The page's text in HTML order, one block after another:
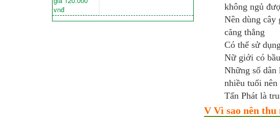
không ngủ
Nên dùng cây
căng thẳng
Có thể sử
Nữ giới có
Những số
nhiều tuổi
Tấn Phát là
V Vì sao nên